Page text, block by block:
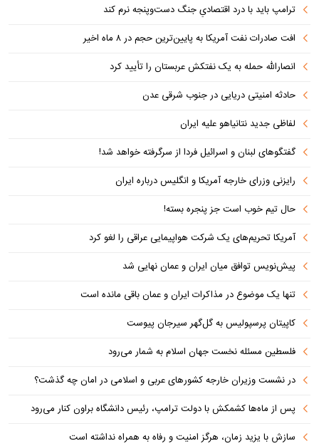
ترامپ باید با درد اقتصادیِ جنگ دست‌و‌پنجه نرم کند
افت صادرات نفت آمریکا به پایین‌ترین حجم در ۸ ماه اخیر
انصارالله حمله به یک نفتکش عربستان را تأیید کرد
حادثه امنیتی دریایی در جنوب شرقی عدن
لفاظی جدید نتانیاهو علیه ایران
گفتگوهای لبنان و اسرائیل فردا از سرگرفته خواهد شد!
رایزنی وزرای خارجه آمریکا و انگلیس درباره ایران
حال تیم خوب است جز پنجره بسته!
آمریکا تحریم‌های یک شرکت هواپیمایی عراقی را لغو کرد
پیش‌نویس توافق میان ایران و عمان نهایی شد
تنها یک موضوع در مذاکرات ایران و عمان باقی مانده است
کاپیتان پرسپولیس به گل‌گهر سیرجان پیوست
فلسطین مسئله نخست جهان اسلام به شمار می‌رود
در نشست وزیران خارجه کشورهای عربی و اسلامی در امان چه گذشت؟
پس از ماه‌ها کشمکش با دولت ترامپ، رئیس دانشگاه براون کنار می‌رود
سازش با یزید زمان، هرگز امنیت و رفاه به همراه نداشته است